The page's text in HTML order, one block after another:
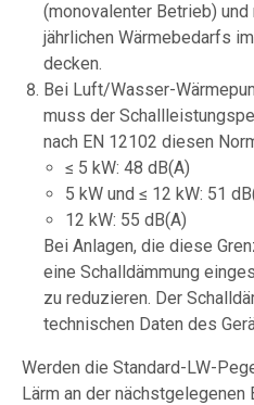
(monovalenter Betrieb)
jährlichen Wärmebedarfs
decken.
Bei Luft/Wasser-
muss der
nach EN 12102 diesen
≤ 5 kW: 48 dB(A)
5 kW und ≤ 12 kW: 51
12 kW: 55 dB(A)
Bei Anlagen, die diese
eine Schalldämmung
zu reduzieren. Der
technischen Daten des
Werden die Standard-LW-
Lärm an der